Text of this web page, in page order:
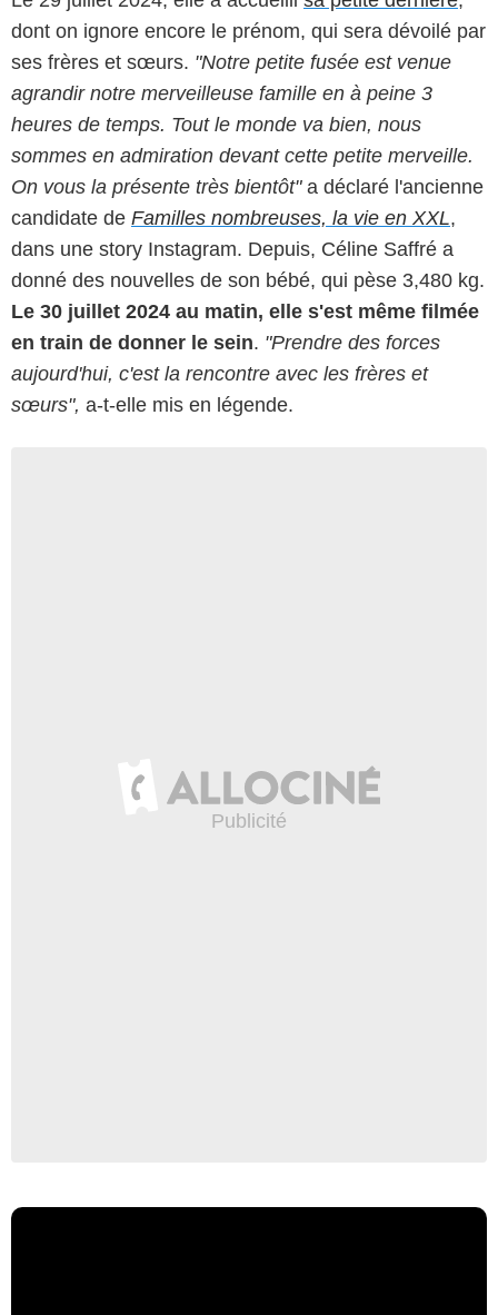
dont on ignore encore le prénom, qui sera dévoilé par
ses frères et sœurs. "Notre petite fusée est venue
agrandir notre merveilleuse famille en à peine 3
heures de temps. Tout le monde va bien, nous
sommes en admiration devant cette petite merveille.
On vous la présente très bientôt"a déclaré l'ancienne
candidate de Familles nombreuses, la vie en XXL,
dans une story Instagram. Depuis, Céline Saffré a
donné des nouvelles de son bébé, qui pèse 3,480 kg.
Le 30 juillet 2024 au matin, elle s'est même filmée
en train de donner le sein. "Prendre des forces
aujourd'hui, c'est la rencontre avec les frères et
sœurs", a-t-elle mis en légende.